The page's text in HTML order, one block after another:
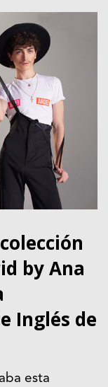
by Ana
Inglés de
esta